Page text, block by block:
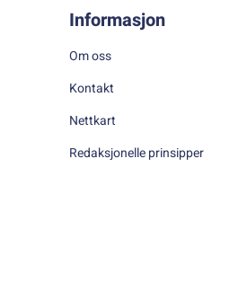
Informasjon
Om oss
Kontakt
Nettkart
Redaksjonelle prinsipper